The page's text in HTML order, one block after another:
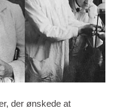
der ønskede at